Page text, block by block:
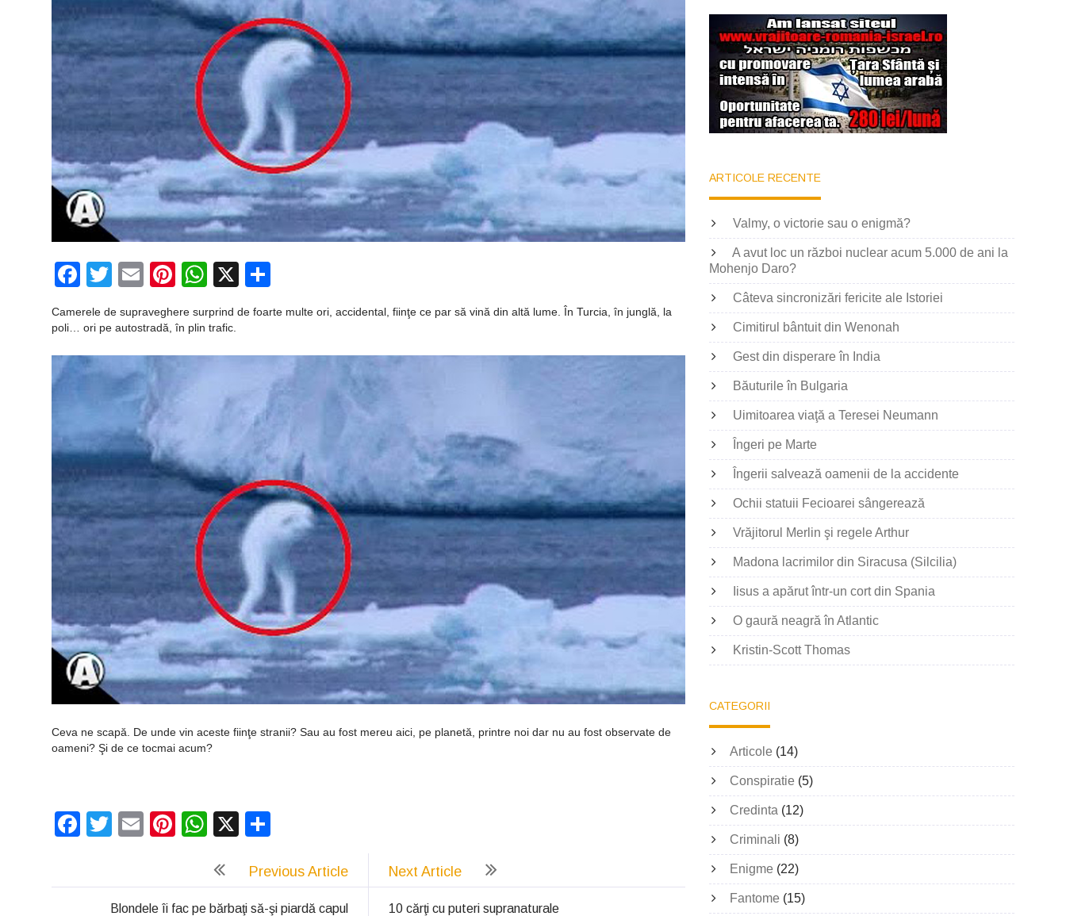
Facebook
Twitter
EmailPinterest
WhatsApp
X
Camerele de supraveghere surprind de foarte multe ori, accidental, fiinţe ce par să vină din altă lume. În Turcia, în junglă, la
poli… ori pe autostradă, în plin trafic.
Ceva ne scapă. De unde vin aceste fiinţe stranii? Sau au fost mereu aici, pe planetă, printre noi dar nu au fost observate de
oameni? Şi de ce tocmai acum?
Facebook
Twitter
EmailPinterest
WhatsApp
X
Previous Article
Blondele îi fac pe bărbaţi să-şi piardă capul
Next Article
10 cărţi cu puteri supranaturale
ARTICOLE RECENTE
Valmy, o victorie sau o enigmă?
A avut loc un război nuclear acum 5.000 de ani la
Mohenjo Daro?
Câteva sincronizări fericite ale Istoriei
Cimitirul bântuit din Wenonah
Gest din disperare în India
Băuturile în Bulgaria
Uimitoarea viaţă a Teresei Neumann
Îngeri pe Marte
Îngerii salvează oamenii de la accidente
Ochii statuii Fecioarei sângerează
Vrăjitorul Merlin şi regele Arthur
Madona lacrimilor din Siracusa (Silcilia)
Iisus a apărut într-un cort din Spania
O gaură neagră în Atlantic
Kristin-Scott Thomas
CATEGORII
Articole (14)
Conspiratie (5)
Credinta (12)
Criminali (8)
Enigme (22)
Fantome (15)